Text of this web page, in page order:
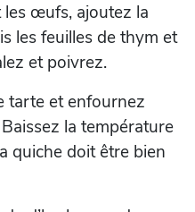
œufs, ajoutez la
les feuilles de thym et
et poivrez.
tarte et enfournez
la température
quiche doit être bien